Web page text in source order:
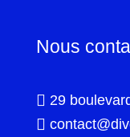
Nous
 29
